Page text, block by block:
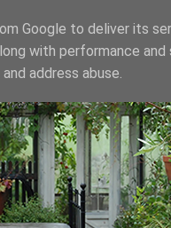
Google to deliver its
with performance
address abuse.